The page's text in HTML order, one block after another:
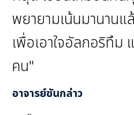
พยายามเน้นมานานแ
เพื่อเอาใจอัลกอริทึม
คน"
อาจารย์ซันกล่าว